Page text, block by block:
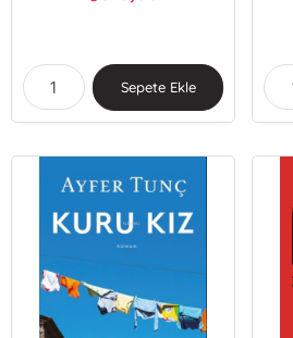
Sepete Ekle